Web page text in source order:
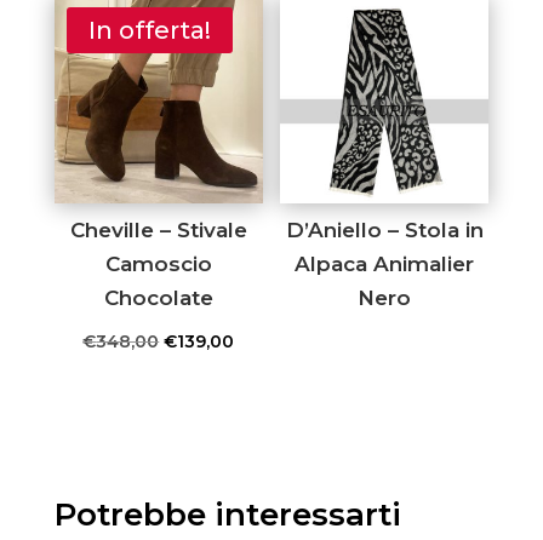
In offerta!
Cheville – Stivale
Camoscio
Chocolate
€348,00 Il
€139,00
D’Aniello – Stola in
Alpaca Animalier
Nero
Potrebbe interessarti